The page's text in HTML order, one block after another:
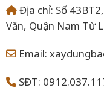
Địa chỉ: Số
Văn, Quận Nam Từ
Email:
SĐT: